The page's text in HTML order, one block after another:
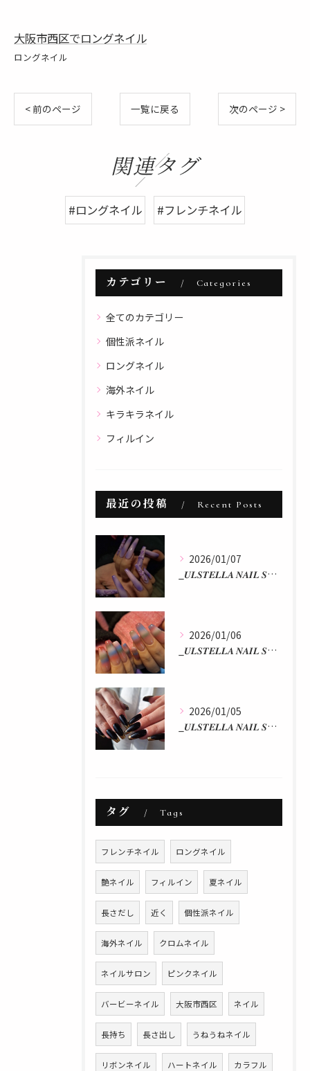
大阪市西区でロングネイル
ロングネイル
< 前のページ 一覧に戻る 次のページ >
関連タグ
#ロングネイル #フレンチネイル
カテゴリー Categories
全てのカテゴリー
個性派ネイル
ロングネイル
海外ネイル
キラキラネイル
フィルイン
最近の投稿 Recent Posts
2026/01/07
_𝑼𝑳𝑺𝑻𝑬𝑳𝑳𝑨 𝑵𝑨𝑰𝑳 𝑺𝑻𝑼𝑫𝑰𝑶 𝒃𝒚 𝒂𝒌𝒂𝒏...
2026/01/06
_𝑼𝑳𝑺𝑻𝑬𝑳𝑳𝑨 𝑵𝑨𝑰𝑳 𝑺𝑻𝑼𝑫𝑰𝑶 𝒃𝒚 𝒂𝒌𝒂𝒏...
2026/01/05
_𝑼𝑳𝑺𝑻𝑬𝑳𝑳𝑨 𝑵𝑨𝑰𝑳 𝑺𝑻𝑼𝑫𝑰𝑶 𝒃𝒚 𝒂𝒌𝒂𝒏...
タグ Tags
フレンチネイル ロングネイル
艶ネイル フィルイン 夏ネイル
長さだし 近く 個性派ネイル
海外ネイル クロムネイル
ネイルサロン ピンクネイル
バービーネイル 大阪市西区 ネイル
長持ち 長さ出し うねうねネイル
リボンネイル ハートネイル カラフル